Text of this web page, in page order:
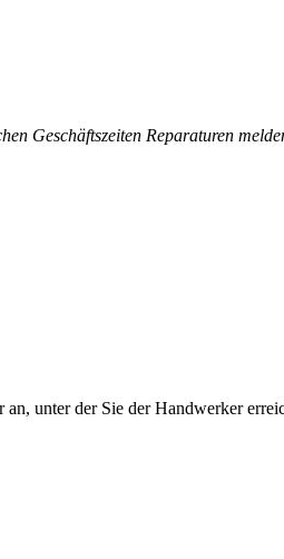
Geschäftszeiten Reparaturen
unter der Sie der Handwerker